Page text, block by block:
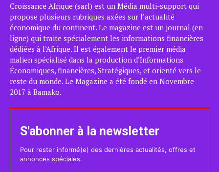
Croissance Afrique (sarl) est un Média multi-support qui
propose plusieurs rubriques axées sur l’actualité
économique du continent. Le magazine est un journal (en
ligne) qui traite spécialement les informations financières
dédiées à l’Afrique. Il est également le premier média
malien spécialisé dans la production d’Informations
Économiques, financières, Stratégiques, et orienté vers le
reste du monde. Le Magazine a été fondé en Novembre
2017 à Bamako.
S'abonner à la newsletter
Pour rester informé(e) des dernières actualités, offres et
annonces spéciales.